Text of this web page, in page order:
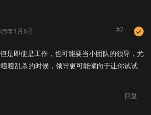
年1月6日 #7
但是即使是工作，也可能要当小团队的领导，尤
嘎乱杀的时候，领导更可能倾向于让你试试
回复